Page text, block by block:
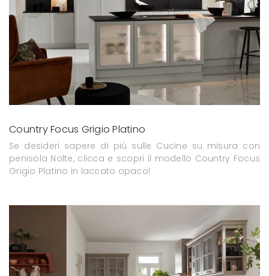
Country Focus Grigio Platino
Se desideri sapere di più sulle Cucine su misura con
penisola Nolte, clicca e scopri il modello Country Focus
Grigio Platino in laccato opaco!